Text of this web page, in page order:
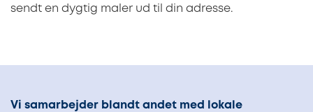
sendt en dygtig maler ud til din adresse.
Vi samarbejder blandt andet med lokale